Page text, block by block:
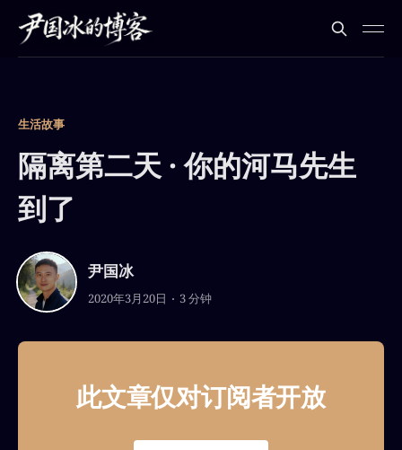
生活故事
隔离第二天 · 你的河马先生
到了
尹国冰
2020年3月20日 3 分钟
此文章仅对订阅者开放